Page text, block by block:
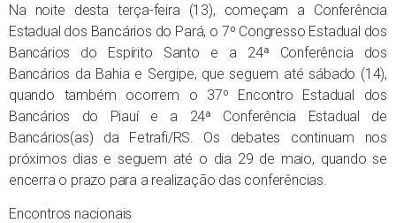
Na noite desta terça-feira (13), começam a Conferência
Estadual dos Bancários do Pará, o 7º Congresso Estadual dos
Bancários do Espírito Santo e a 24ª Conferência dos
Bancários da Bahia e Sergipe, que seguem até sábado (14),
quando também ocorrem o 37º Encontro Estadual dos
Bancários do Piauí e a 24ª Conferência Estadual de
Bancários(as) da Fetrafi/RS. Os debates continuam nos
próximos dias e seguem até o dia 29 de maio, quando se
encerra o prazo para a realização das conferências.
Encontros nacionais